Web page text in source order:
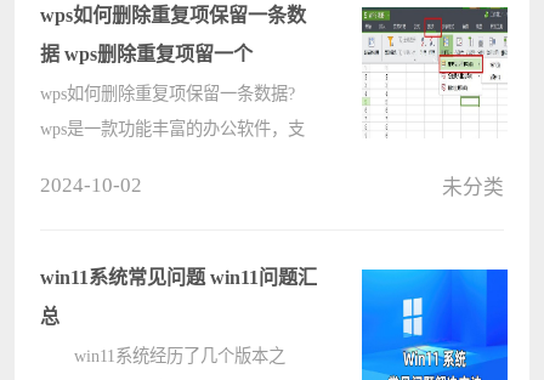
具选项都是灰色的，这个问题要怎么
解决呢?w????
wps如何删除重复项保留一条数
据 wps删除重复项留一个
wps如何删除重复项保留一条数据?
wps是一款功能丰富的办公软件，支
wps表格把重复不要的数据删除只保
留一个呢????
2024-10-02 未分类
win11系统常见问题 win11问题汇
总
win11系统经历了几个版本之